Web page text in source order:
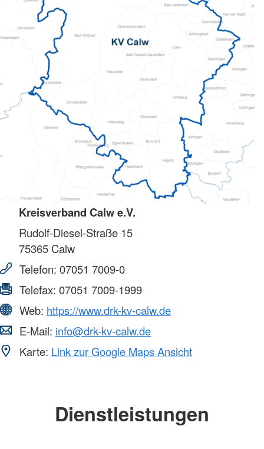
Kreisverband Calw e.V.
Rudolf-Diesel-Straße 15
75365 Calw
Telefon: 07051 7009-0
Telefax: 07051 7009-1999
Web: https://www.drk-kv-calw.de
E-Mail: info@drk-kv-calw.de
Karte: Link zur Google Maps Ansicht
Dienstleistungen